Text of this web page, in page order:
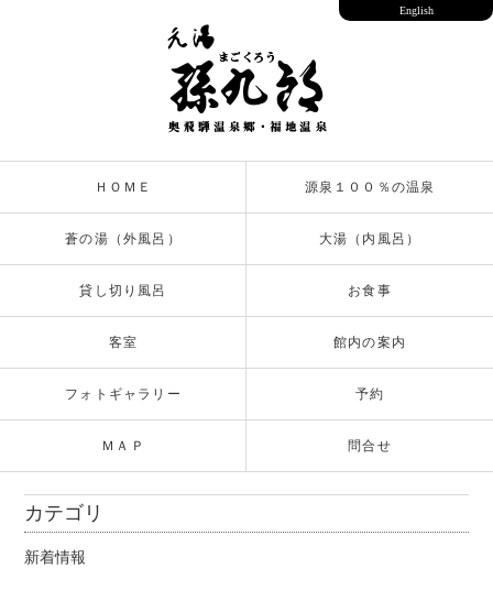
ＨＯＭＥ 源泉１００％の温泉
蒼の湯（外風呂） 大湯（内風呂）
貸し切り風呂 お食事
客室 館内の案内
フォトギャラリー 予約
ＭＡＰ 問合せ
English
カテゴリ
新着情報